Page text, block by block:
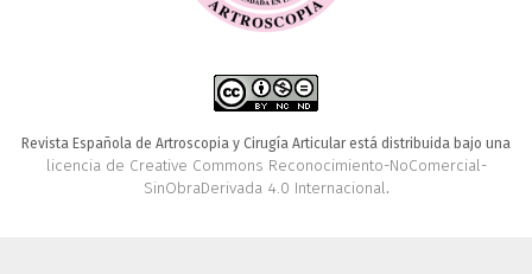
Revista Española de Artroscopia y Cirugía Articular está distribuida bajo una
licencia de Creative Commons Reconocimiento-NoComercial-
SinObraDerivada 4.0 Internacional.